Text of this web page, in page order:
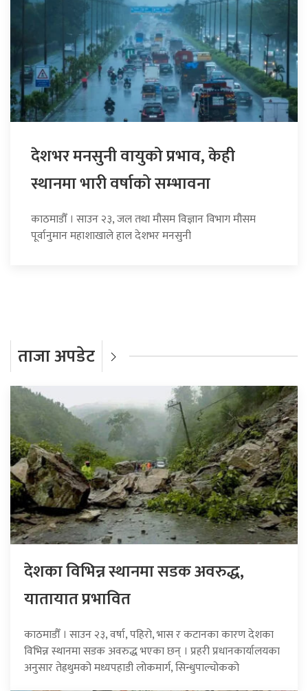
देशभर मनसुनी वायुको प्रभाव, केही
स्थानमा भारी वर्षाको सम्भावना
काठमाडौँ । साउन २३, जल तथा मौसम विज्ञान विभाग मौसम
पूर्वानुमान महाशाखाले हाल देशभर मनसुनी
ताजा अपडेट
देशका विभिन्न स्थानमा सडक अवरुद्ध,
यातायात प्रभावित
काठमाडौँ । साउन २३, वर्षा, पहिरो, भास र कटानका कारण देशका
विभिन्न स्थानमा सडक अवरुद्ध भएका छन् । प्रहरी प्रधानकार्यालयका
अनुसार तेह्रथुमको मध्यपहाडी लोकमार्ग, सिन्धुपाल्चोकको